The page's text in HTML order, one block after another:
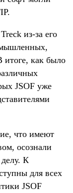
из-за его
как было
JSOF уже
что имеют
осознали
К
для всех
JSOF